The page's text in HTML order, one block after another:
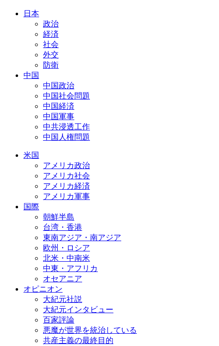
日本
政治
経済
社会
外交
防衛
中国
中国政治
中国社会問題
中国経済
中国軍事
中共浸透工作
中国人権問題
米国
アメリカ政治
アメリカ社会
アメリカ経済
アメリカ軍事
国際
朝鮮半島
台湾・香港
東南アジア・南アジア
欧州・ロシア
北米・中南米
中東・アフリカ
オセアニア
オピニオン
大紀元社説
大紀元インタビュー
百家評論
悪魔が世界を統治している
共産主義の最終目的